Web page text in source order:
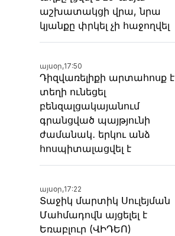
աշխատակցի վրա, նրա
կյանքը փրկել չի հաջողվել
այսօր,17:50
Դիզվառելիքի արտահոսք է
տեղի ունեցել
բենզալցակայանում
գրանցված պայթյունի
ժամանակ․ երկու անձ
հոսպիտալացվել է
այսօր,17:22
Տաջիկ մարտիկ Սուլեյման
Մահմադովն այցելել է
Եռաբլուր (ՎԻԴԵՈ)